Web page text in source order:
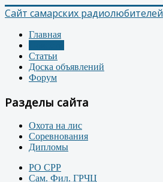
Сайт самарских радиолюбителей
Главная
Статьи
Доска объявлений
Форум
Разделы сайта
Охота на лис
Соревнования
Дипломы
РО СРР
Сам. Фил. ГРЧЦ